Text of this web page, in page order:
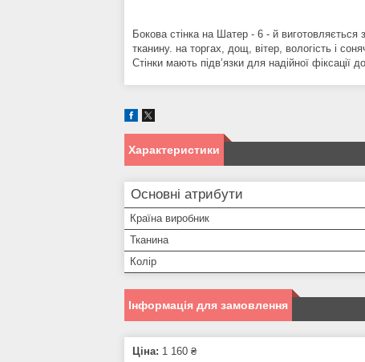
Бокова стінка на Шатер - 6 - й
тканину. на торгах, дощ, вітер, вологість і
Стінки мають підв’язки для надійної фіксації
Характеристики
Основні атрибути
Країна виробник
Тканина
Колір
Інформація для замовлення
Ціна: 1 160 ₴